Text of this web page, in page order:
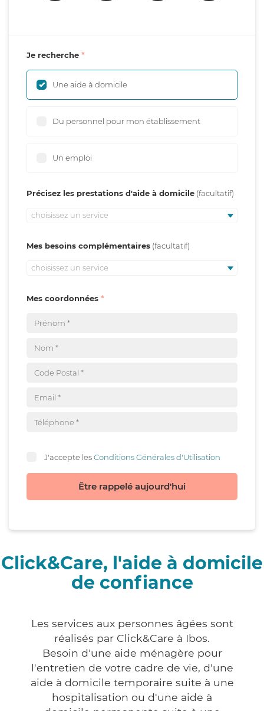
Je recherche
Une aide à domicile
Du personnel pour mon établissement
Un emploi
Précisez les prestations d'aide à domicile
choisissez un service
Mes besoins complémentaires
choisissez un service
Mes coordonnées
J'accepte lesConditions Générales d'Utilisation
Être rappelé aujourd'hui
Click&Care, l'aide à domicile
de confiance
Les services aux personnes âgées sont
réalisés par Click&Care à Ibos.
Besoin d'une aide ménagère pour
l'entretien de votre cadre de vie, d'une
aide à domicile temporaire suite à une
hospitalisation ou d'une aide à